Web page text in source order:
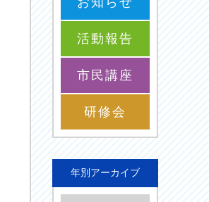
活動報告
市民講座
研修会
年別アーカイブ